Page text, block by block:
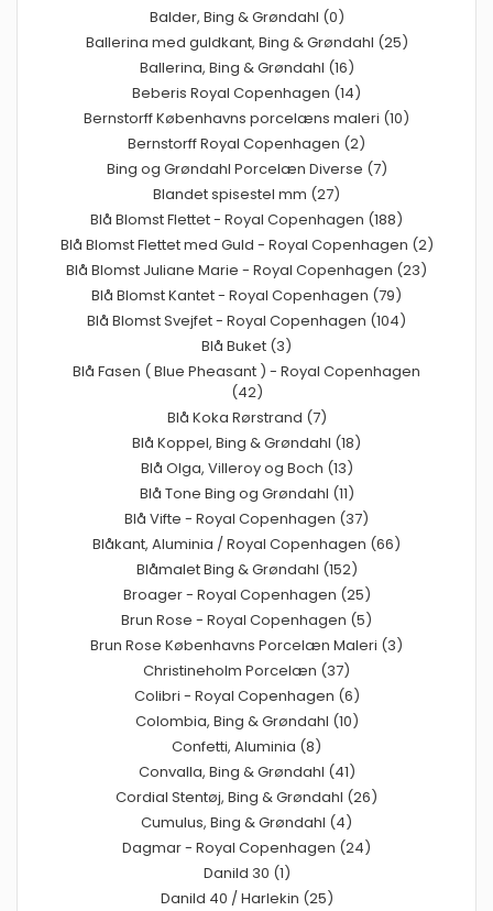
Balder, Bing & Grøndahl (0)
Ballerina med guldkant, Bing & Grøndahl (25)
Ballerina, Bing & Grøndahl (16)
Beberis Royal Copenhagen (14)
Bernstorff Københavns porcelæns maleri (10)
Bernstorff Royal Copenhagen (2)
Bing og Grøndahl Porcelæn Diverse (7)
Blandet spisestel mm (27)
Blå Blomst Flettet - Royal Copenhagen (188)
Blå Blomst Flettet med Guld - Royal Copenhagen (2)
Blå Blomst Juliane Marie - Royal Copenhagen (23)
Blå Blomst Kantet - Royal Copenhagen (79)
Blå Blomst Svejfet - Royal Copenhagen (104)
Blå Buket (3)
Blå Fasen ( Blue Pheasant ) - Royal Copenhagen
(42)
Blå Koka Rørstrand (7)
Blå Koppel, Bing & Grøndahl (18)
Blå Olga, Villeroy og Boch (13)
Blå Tone Bing og Grøndahl (11)
Blå Vifte - Royal Copenhagen (37)
Blåkant, Aluminia / Royal Copenhagen (66)
Blåmalet Bing & Grøndahl (152)
Broager - Royal Copenhagen (25)
Brun Rose - Royal Copenhagen (5)
Brun Rose Københavns Porcelæn Maleri (3)
Christineholm Porcelæn (37)
Colibri - Royal Copenhagen (6)
Colombia, Bing & Grøndahl (10)
Confetti, Aluminia (8)
Convalla, Bing & Grøndahl (41)
Cordial Stentøj, Bing & Grøndahl (26)
Cumulus, Bing & Grøndahl (4)
Dagmar - Royal Copenhagen (24)
Danild 30 (1)
Danild 40 / Harlekin (25)